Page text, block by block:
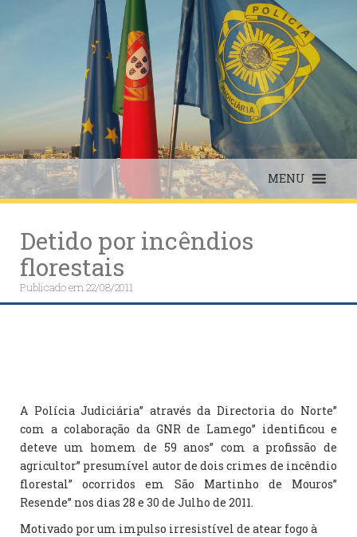
MENU
Detido por incêndios
florestais
Publicado em22/08/2011
A Polícia Judiciária” através da Directoria do Norte”
com a colaboração da GNR de Lamego” identificou e
deteve um homem de 59 anos” com a profissão de
agricultor” presumível autor de dois crimes de incêndio
florestal” ocorridos em São Martinho de Mouros”
Resende” nos dias 28 e 30 de Julho de 2011.
Motivado por um impulso irresistível de atear fogo à